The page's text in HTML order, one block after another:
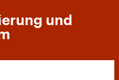
und